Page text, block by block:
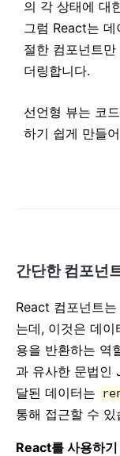
의 각 상태에 대
그럼 React는 데
절한 컴포넌트
더링합니다.
선언형 뷰는 코
하기 쉽게 만들
간단한 컴포넌
React 컴포넌트는
는데, 이것은 데
용을 반환하는 역
과 유사한 문법인
달된 데이터는
통해 접근할 수 있
React를 사용하